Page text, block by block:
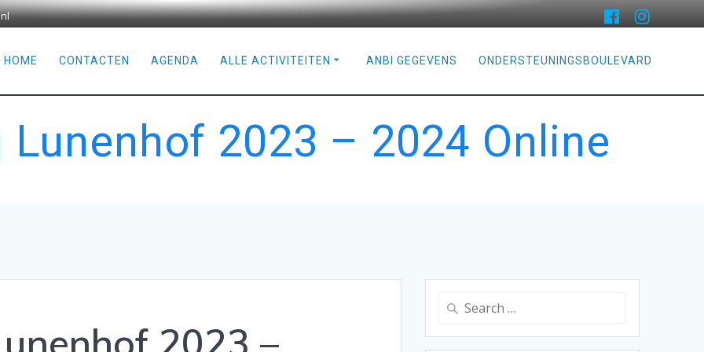
HOME CONTACTEN AGENDA ALLE ACTIVITEITEN ANBI GEGEVENS ONDERSTEUNINGSBOULEVARD
2023 – 2024 Online
2023 –
Search